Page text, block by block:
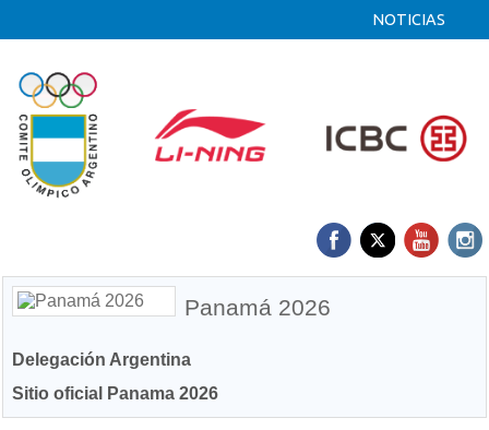
NOTICIAS
Panamá 2026
Delegación Argentina
Sitio oficial Panama 2026